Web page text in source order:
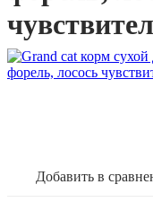
Добавить в